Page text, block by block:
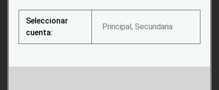
Seleccionar
cuenta:
Principal, Secundaria